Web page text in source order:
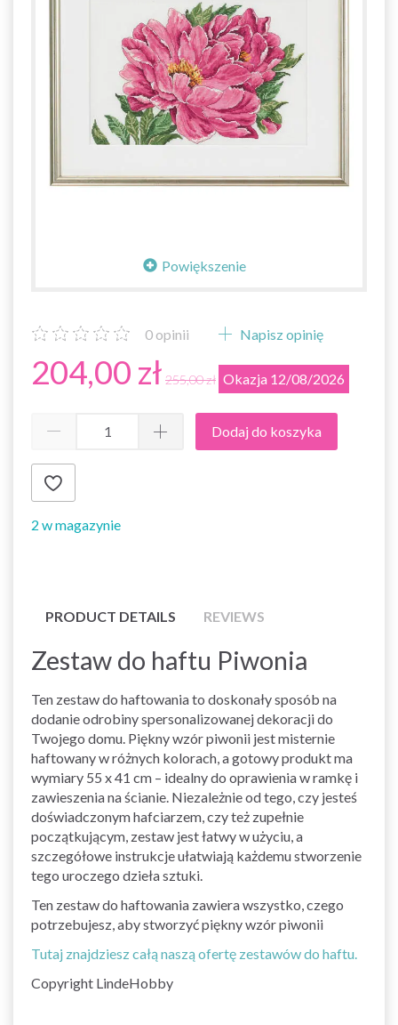
Powiększenie
0 opinii Napisz opinię
204,00 zł 255,00 zł Okazja 12/08/2026
Dodaj do koszyka
2 w magazynie
PRODUCT DETAILS REVIEWS
Zestaw do haftu Piwonia
Ten zestaw do haftowania to doskonały sposób na
dodanie odrobiny spersonalizowanej dekoracji do
Twojego domu. Piękny wzór piwonii jest misternie
haftowany w różnych kolorach, a gotowy produkt ma
wymiary 55 x 41 cm – idealny do oprawienia w ramkę i
zawieszenia na ścianie. Niezależnie od tego, czy jesteś
doświadczonym hafciarzem, czy też zupełnie
początkującym, zestaw jest łatwy w użyciu, a
szczegółowe instrukcje ułatwiają każdemu stworzenie
tego uroczego dzieła sztuki.
Ten zestaw do haftowania zawiera wszystko, czego
potrzebujesz, aby stworzyć piękny wzór piwonii
Tutaj znajdziesz całą naszą ofertę zestawów do haftu.
Copyright LindeHobby